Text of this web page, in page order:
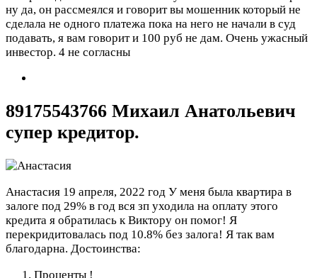
ну да, он рассмеялся и говорит вы мошенник который не
сделала не одного платежа пока на него не начали в суд
подавать, я вам говорит и 100 руб не дам. Очень ужасный
инвестор. 4 не согласны
89175543766 Михаил Анатольевич
супер кредитор.
Анастасия 19 апреля, 2022 год У меня была квартира в
залоге под 29% в год вся зп уходила на оплату этого
кредита я обратилась к Виктору он помог! Я
перекридитовалась под 10.8% без залога! Я так вам
благодарна. Достоинства:
Проценты !